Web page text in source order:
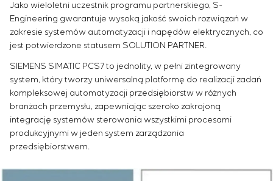
szczególnych wymaganiach dotyczących
niezawodności, jakości i warunków eksploatacji
Opracowanie modeli matematycznych obiektów
Opracowanie specjalnych algorytmów
optymalnego i gwarantowanego sterowania z
późniejszym uruchomieniem na obiekcie
Opracowanie systemów sterowania o
niestandardowej strukturze kaskadowej i
wielopoziomowej z parametrami konfiguracyjnymi
Audyt energetyczny
Jako wieloletni uczestnik programu partnerskiego, S-
Engineering gwarantuje wysoką jakość swoich rozwiązań w
zakresie systemów automatyzacji i napędów elektrycznych, co
jest potwierdzone statusem SOLUTION PARTNER.
SIEMENS SIMATIC PCS7 to jednolity, w pełni zintegrowany
system, który tworzy uniwersalną platformę do realizacji zadań
kompleksowej automatyzacji przedsiębiorstw w różnych
branżach przemysłu, zapewniając szeroko zakrojoną
integrację systemów sterowania wszystkimi procesami
produkcyjnymi w jeden system zarządzania
przedsiębiorstwem.